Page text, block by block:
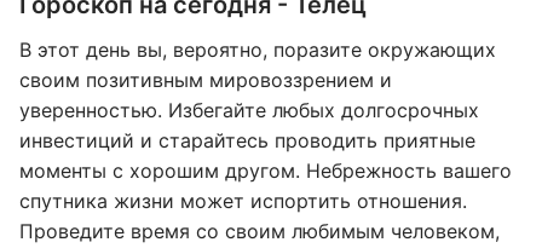
В этот день вы, вероятно, поразите окружающих
своим позитивным мировоззрением и
уверенностью. Избегайте любых долгосрочных
инвестиций и старайтесь проводить приятные
моменты с хорошим другом. Небрежность вашего
спутника жизни может испортить отношения.
Проведите время со своим любимым человеком,